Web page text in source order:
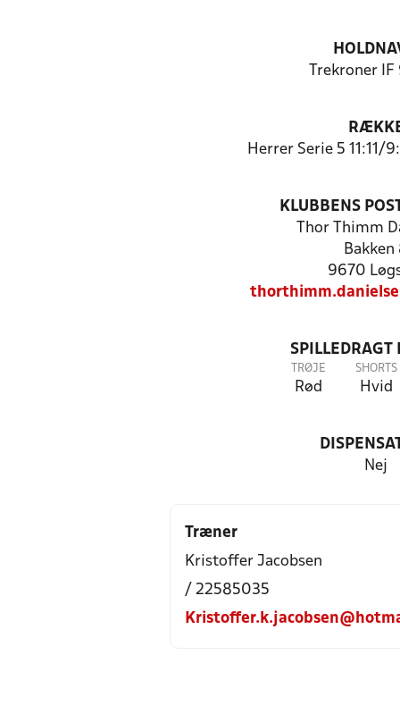
Trekroner
Herrer Serie 5 11:11/
KLUBBENS
Thor Thimm
Bakken
9670
SPILLEDRAGT
TRØJE
Rød
SHORTS
Hvid
Nej
Træner
Kristoffer Jacobsen
/ 22585035